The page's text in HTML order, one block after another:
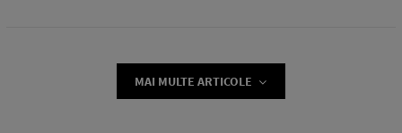
MAI MULTE ARTICOLE